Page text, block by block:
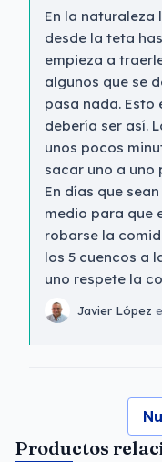
En la naturaleza
desde la teta
empieza a
algunos que se
pasa nada. Esto
debería ser así.
unos pocos
sacar uno a
En días que
medio para que
robarse la
los 5 cuencos a
uno respete la
Javier López
Productos